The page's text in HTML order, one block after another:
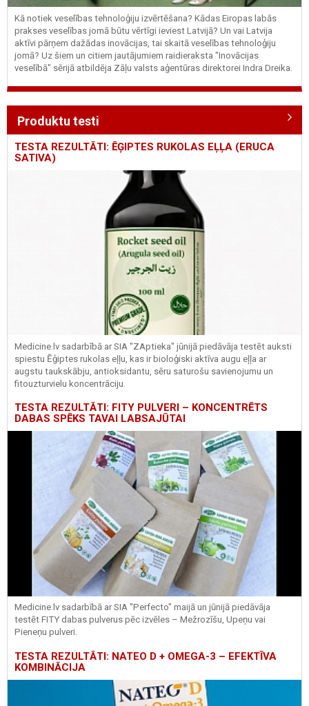
Kā notiek veselības tehnoloģiju izvērtēšana? Kādas Eiropas labās
prakses veselības jomā būtu vērtīgi ieviest Latvijā? Un vai Latvija
aktīvi pārņem dažādas inovācijas, tai skaitā veselības tehnoloģiju
jomā? Uz šiem un citiem jautājumiem raidieraksta "Inovācijas
veselībā" sērijā atbildēja Zāļu valsts aģentūras direktorei Indra Dreika.
Produktu testi
TESTA REZULTĀTI: ĒĢIPTES RUKOLAS EĻĻA (ERUCA
SATIVA)
Medicine.lv sadarbībā ar SIA "ZAptieka" jūnijā piedāvāja testēt auksti
spiestu Ēģiptes rukolas eļļu, kas ir bioloģiski aktīva augu eļļa ar
augstu taukskābju, antioksidantu, sēru saturošu savienojumu un
fitouzturvielu koncentrāciju.
TESTA REZULTĀTI: FITY PULVERI – KONCENTRĒTS
DABAS SPĒKS TAVAI LABSAJŪTAI
Medicine.lv sadarbībā ar SIA "Perfecto" maijā un jūnijā piedāvāja
testēt FITY dabas pulverus pēc izvēles – Mežrozīšu, Upeņu vai
Pieneņu pulveri.
TESTA REZULTĀTI: NATEO D + OMEGA-3 – EFEKTĪVA
KOMBINĀCIJA